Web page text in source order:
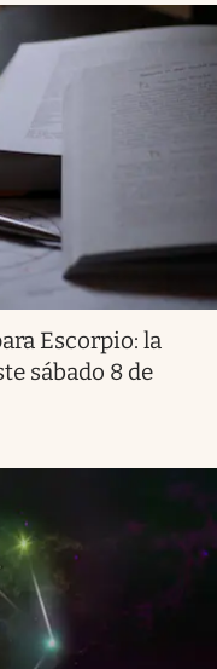
Escorpio: la
sábado 8 de